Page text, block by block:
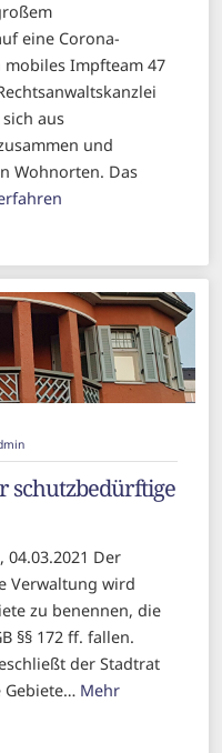
eine Corona-
Impfteam 47
aus
und
Wohnorten. Das
schutzbedürftige
Der
Verwaltung wird
zu benennen, die
§§ 172 ff. fallen.
der Stadtrat
Gebiete… Mehr